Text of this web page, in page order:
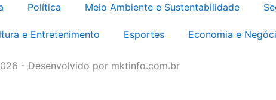
Política Meio Ambiente e Sustentabilidade
e Entretenimento Esportes Economia e
- Desenvolvido por mktinfo.com.br